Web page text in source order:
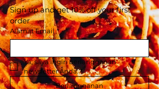
Sign up and get 10% off your first
order‎
Alamat Email *
Ya, saya ingin berlangganan
newsletter Anda. *
Berlangganan